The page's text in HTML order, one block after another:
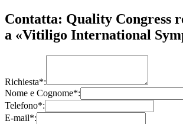
Contatta: Quality Congress
a «Vitiligo International
Richiesta*:
Nome e Cognome*:
Telefono*:
E-mail*: